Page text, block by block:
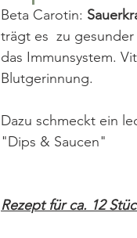
Beta Carotin:
trägt es  zu
das Immunsystem.
Blutgerinnung.
Dazu schmeckt ein
"Dips & Saucen"
Rezept für ca. 12